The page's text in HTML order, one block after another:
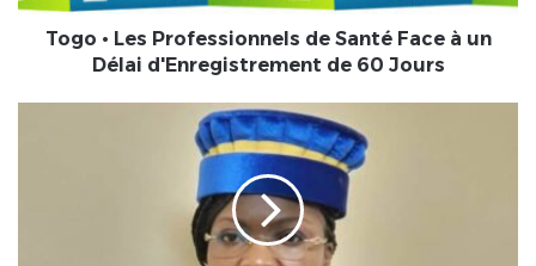
un
Délai
d'Enregistrement
Togo • Les Professionnels de Santé Face à un
Délai d'Enregistrement de 60 Jours